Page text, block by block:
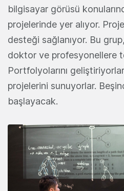
bilgisayar görüsü
projelerinde yer alıyor.
desteği sağlanıyor. Bu
doktor ve profesyonellere
Portfolyolarını
projelerini sunuyorlar.
başlayacak.